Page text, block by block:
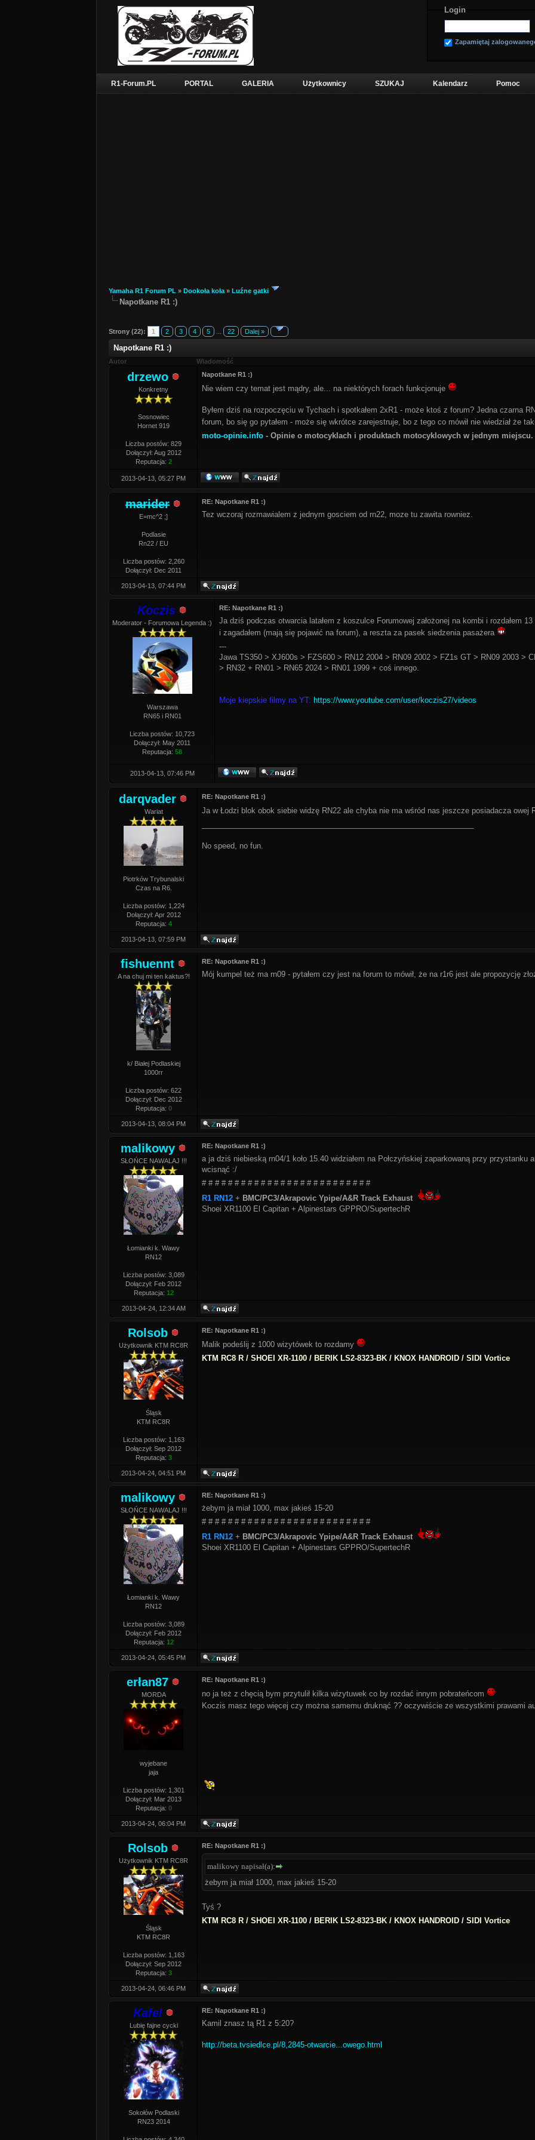
Login
Zapamiętaj
R1-Forum.PL PORTAL GALERIA Użytkownicy SZUKAJ Kalendarz Pomoc
Yamaha R1 Forum PL » Dookoła koła » Luźne gatki
Napotkane R1 :)
Strony (22): 1 2 3 4 5 22 Dalej »
Napotkane R1 :)
Autor Wiadomość
drzewo
Konkretny
Sosnowiec
Hornet 919
Liczba postów: 829
Dołączył: Aug 2012
Reputacja: 2
Napotkane R1 :)
Nie wiem czy temat jest mądry, ale... na niektórych forach funkcjonuje
Byłem dziś na rozpoczęciu w Tychach i spotkałem 2xR1 - może ktoś z forum? Jedna czarna
forum, bo się go pytałem - może się wkrótce zarejestruje, bo z tego co mówił nie wiedział że
moto-opinie.info - Opinie o motocyklach i produktach motocyklowych w jednym miejscu.
2013-04-13, 05:27 PM
marider
E=mc^2 ;]
Podlasie
Rn22 / EU
Liczba postów: 2,260
Dołączył: Dec 2011
RE: Napotkane R1 :)
Tez wczoraj rozmawialem z jednym gosciem od rn22, moze tu zawita rowniez.
2013-04-13, 07:44 PM
Koczis
Moderator - Forumowa Legenda :)
Warszawa
RN65 i RN01
Liczba postów: 10,723
Dołączył: May 2011
Reputacja: 58
RE: Napotkane R1 :)
Ja dziś podczas otwarcia latałem z koszulce Forumowej założonej na kombi i rozdałem
i zagadałem (mają się pojawić na forum), a reszta za pasek siedzenia pasażera
---
Jawa TS350 > XJ600s > FZS600 > RN12 2004 > RN09 2002 > FZ1s GT > RN09 2003 >
> RN32 + RN01 > RN65 2024 > RN01 1999 + coś innego.
Moje kiepskie filmy na YT: https://www.youtube.com/user/koczis27/videos
2013-04-13, 07:46 PM
darqvader
Wariat
Piotrków Trybunalski
Czas na R6.
Liczba postów: 1,224
Dołączył: Apr 2012
Reputacja: 4
RE: Napotkane R1 :)
Ja w Łodzi blok obok siebie widzę RN22 ale chyba nie ma wśród nas jeszcze posiadacza owej
No speed, no fun.
2013-04-13, 07:59 PM
fishuennt
A na chuj mi ten kaktus?!
k/ Białej Podlaskiej
1000rr
Liczba postów: 622
Dołączył: Dec 2012
Reputacja: 0
RE: Napotkane R1 :)
Mój kumpel też ma rn09 - pytałem czy jest na forum to mówił, że na r1r6 jest ale propozycję
2013-04-13, 08:04 PM
malikowy
SŁOŃCE NAWALAJ !!!
Łomianki k. Wawy
RN12
Liczba postów: 3,089
Dołączył: Feb 2012
Reputacja: 12
RE: Napotkane R1 :)
a ja dziś niebieską rn04/1 koło 15.40 widziałem na Połczyńskiej zaparkowaną przy przystanku
wcisnąć :/
# # # # # # # # # # # # # # # # # # # # # # # # # #
R1 RN12 + BMC/PC3/Akrapovic Ypipe/A&R Track Exhaust
Shoei XR1100 El Capitan + Alpinestars GPPRO/SupertechR
2013-04-24, 12:34 AM
Rolsob
Użytkownik KTM RC8R
Śląsk
KTM RC8R
Liczba postów: 1,163
Dołączył: Sep 2012
Reputacja: 3
RE: Napotkane R1 :)
Malik podeślij z 1000 wizytówek to rozdamy
KTM RC8 R / SHOEI XR-1100 / BERIK LS2-8323-BK / KNOX HANDROID / SIDI Vortice
2013-04-24, 04:51 PM
malikowy
SŁOŃCE NAWALAJ !!!
Łomianki k. Wawy
RN12
Liczba postów: 3,089
Dołączył: Feb 2012
Reputacja: 12
RE: Napotkane R1 :)
żebym ja miał 1000, max jakieś 15-20
# # # # # # # # # # # # # # # # # # # # # # # # # #
R1 RN12 + BMC/PC3/Akrapovic Ypipe/A&R Track Exhaust
Shoei XR1100 El Capitan + Alpinestars GPPRO/SupertechR
2013-04-24, 05:45 PM
erłan87
MORDA
wyjebane
jaja
Liczba postów: 1,301
Dołączył: Mar 2013
Reputacja: 0
RE: Napotkane R1 :)
no ja też z chęcią bym przytulił kilka wizytuwek co by rozdać innym pobrateńcom
Koczis masz tego więcej czy można samemu druknąć ?? oczywiście ze wszystkimi prawami
2013-04-24, 06:04 PM
Rolsob
Użytkownik KTM RC8R
Śląsk
KTM RC8R
Liczba postów: 1,163
Dołączył: Sep 2012
Reputacja: 3
RE: Napotkane R1 :)
malikowy napisał(a):
żebym ja miał 1000, max jakieś 15-20
Tyś ?
KTM RC8 R / SHOEI XR-1100 / BERIK LS2-8323-BK / KNOX HANDROID / SIDI Vortice
2013-04-24, 06:46 PM
Kafel
Lubię fajne cycki
Sokołów Podlaski
RN23 2014
RE: Napotkane R1 :)
Kamil znasz tą R1 z 5:20?
http://beta.tvsiedlce.pl/8,2845-otwarcie...owego.html